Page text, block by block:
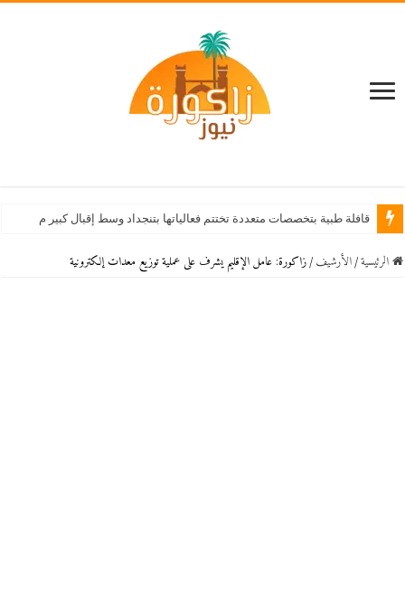
الرئيسية / اﻷرشيف / زاكورة: عامل الإقليم يشرف على عملية توزيع معدات إلكترونية